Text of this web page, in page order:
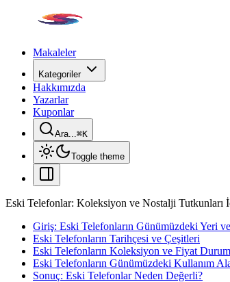
Makaleler
Kategoriler
Hakkımızda
Yazarlar
Kuponlar
Ara...⌘K
Toggle theme
Eski Telefonlar: Koleksiyon ve Nostalji Tutkunları
Giriş: Eski Telefonların Günümüzdeki Yeri
Eski Telefonların Tarihçesi ve Çeşitleri
Eski Telefonların Koleksiyon ve Fiyat
Eski Telefonların Günümüzdeki Kullanım
Sonuç: Eski Telefonlar Neden Değerli?